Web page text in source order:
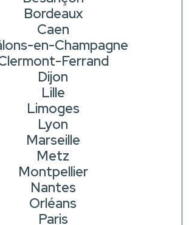
Bordeaux
Caen
en-Champagne
Ferrand
Dijon
Lille
Limoges
Lyon
Marseille
Metz
Montpellier
Nantes
Orléans
Paris